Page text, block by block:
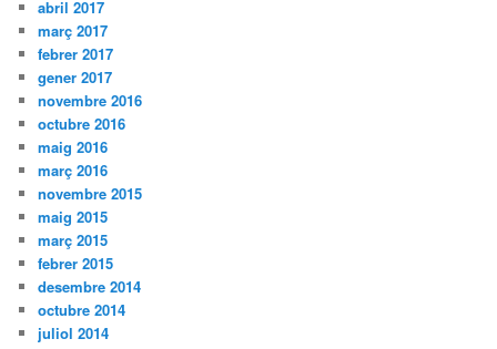
abril 2017
març 2017
febrer 2017
gener 2017
novembre 2016
octubre 2016
maig 2016
març 2016
novembre 2015
maig 2015
març 2015
febrer 2015
desembre 2014
octubre 2014
juliol 2014